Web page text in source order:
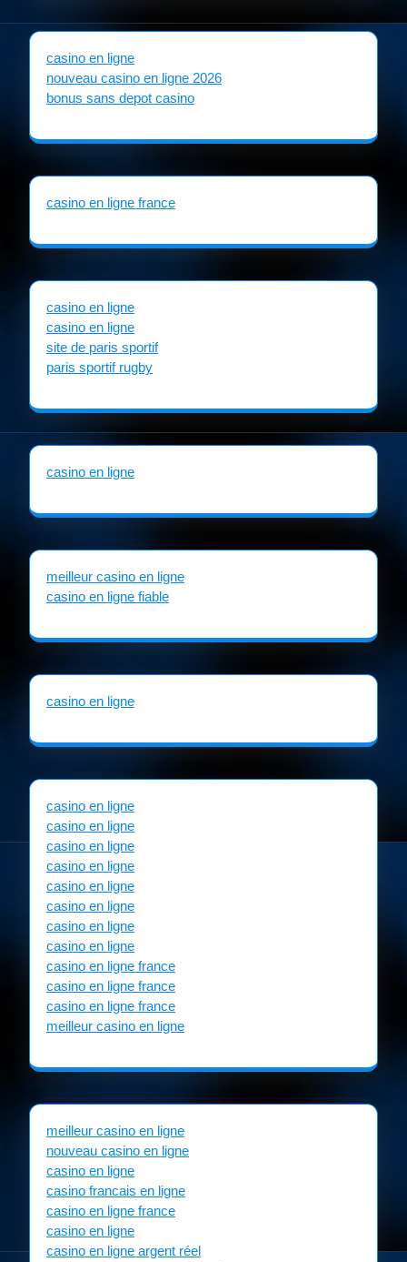
casino en ligne
nouveau casino en ligne 2026
bonus sans depot casino
casino en ligne france
casino en ligne
casino en ligne
site de paris sportif
paris sportif rugby
casino en ligne
meilleur casino en ligne
casino en ligne fiable
casino en ligne
casino en ligne
casino en ligne
casino en ligne
casino en ligne
casino en ligne
casino en ligne
casino en ligne
casino en ligne
casino en ligne france
casino en ligne france
casino en ligne france
meilleur casino en ligne
meilleur casino en ligne
nouveau casino en ligne
casino en ligne
casino francais en ligne
casino en ligne france
casino en ligne
casino en ligne argent réel